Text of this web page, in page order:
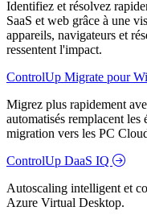
Identifiez et résolvez
SaaS et web grâce à une
appareils, navigateurs et
ressentent l'impact.
ControlUp Migrate pour
Migrez plus rapidement
automatisés remplacent les
migration vers les PC
ControlUp DaaS IQ
Autoscaling intelligent et
Azure Virtual Desktop.